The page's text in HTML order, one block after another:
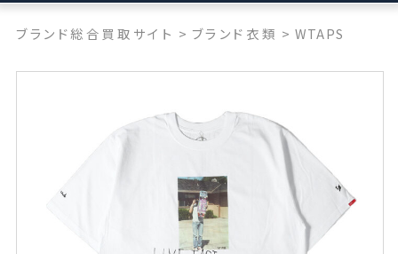
ブランド総合買取サイト > ブランド衣類 > WTAPS